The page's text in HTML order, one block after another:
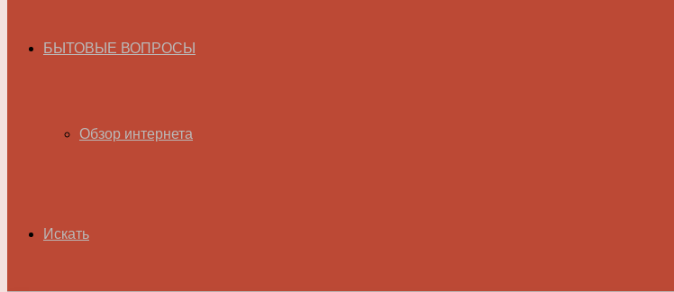
БЫТОВЫЕ ВОПРОСЫ
Обзор интернета
Искать